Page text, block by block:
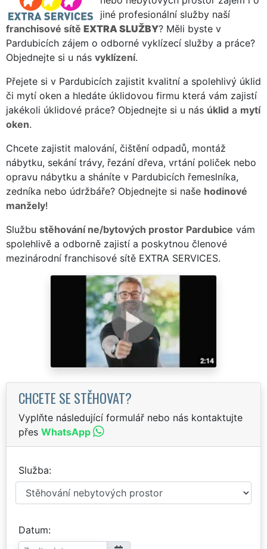
jiné profesionální služby naší
franchisové sítě EXTRA SLUŽBY? Měli byste v
Pardubicích zájem o odborné vyklízecí služby a práce?
Objednejte si u nás vyklízení.
Přejete si v Pardubicích zajistit kvalitní a spolehlivý úklid
či mytí oken a hledáte úklidovou firmu která vám zajistí
jakékoli úklidové práce? Objednejte si u nás úklid a mytí
oken.
Chcete zajistit malování, čištění odpadů, montáž
nábytku, sekání trávy, řezání dřeva, vrtání poliček nebo
opravu nábytku a sháníte v Pardubicích řemeslníka,
zedníka nebo údržbáře? Objednejte si naše hodinové
manžely!
Službu stěhování ne/bytových prostor Pardubice vám
spolehlivě a odborně zajistí a poskytnou členové
mezinárodní franchisové sítě EXTRA SERVICES.
CHCETE SE STĚHOVAT?
Vyplňte následující formulář nebo nás kontaktujte
přes WhatsApp
Služba
Datum